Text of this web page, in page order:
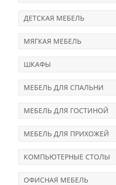
ДЕТСКАЯ МЕБЕЛЬ
МЯГКАЯ МЕБЕЛЬ
ШКАФЫ
МЕБЕЛЬ ДЛЯ СПАЛЬНИ
МЕБЕЛЬ ДЛЯ ГОСТИНОЙ
МЕБЕЛЬ ДЛЯ ПРИХОЖЕЙ
КОМПЬЮТЕРНЫЕ СТОЛЫ
ОФИСНАЯ МЕБЕЛЬ